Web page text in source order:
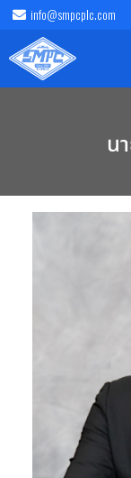
info@smpcplc.com
น